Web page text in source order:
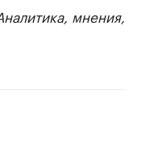
мнения,